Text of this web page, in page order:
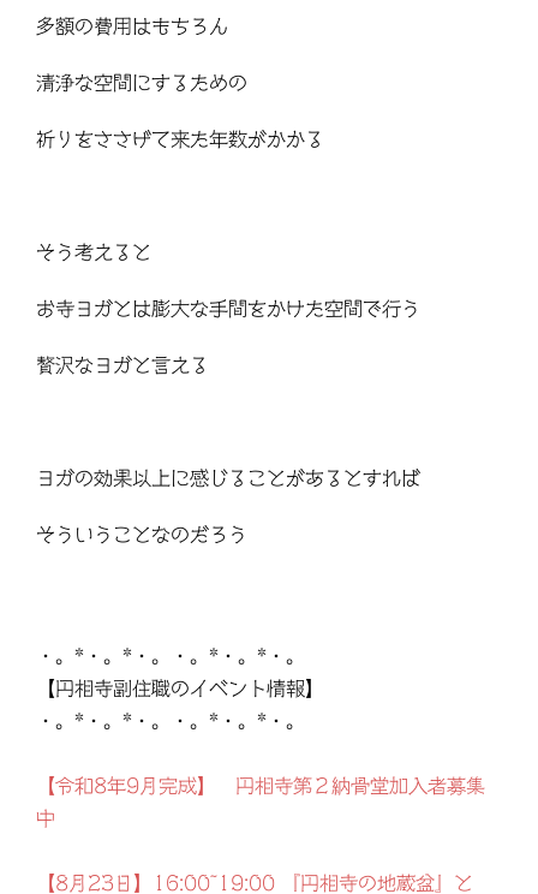
多額の費用はもちろん
清浄な空間にするための
祈りをささげて来た年数がかかる
そう考えると
お寺ヨガとは膨大な手間をかけた空間で行う
贅沢なヨガと言える
ヨガの効果以上に感じることがあるとすれば
そういうことなのだろう
・。*・。*・。・。*・。*・。
【円相寺副住職のイベント情報】
・。*・。*・。・。*・。*・。
【令和8年9月完成】 円相寺第２納骨堂加入者募集
中
【8月23日】16:00~19:00 『円相寺の地蔵盆』と